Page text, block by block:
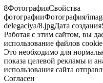
8ФотографияСвойства
фотографииФотография/
delegaciya/8.jpgДата
Работая с этим сайтом, вы
использование файлов
Это необходимо для
показа целевой рекламы и
использования сайта
Согласен